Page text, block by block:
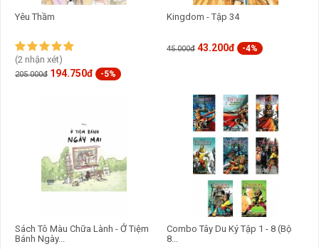
Yêu Thầm
(2 nhận xét)
205.000đ 194.750đ -5%
Kingdom - Tập 34
45.000đ 43.200đ -4%
Sách Tô Màu Chữa Lành - Ở Tiệm
Bánh Ngày...
Combo Tây Du Ký Tập 1 - 8 (Bộ
8...